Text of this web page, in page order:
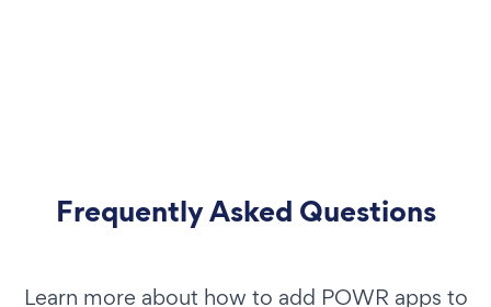
Frequently Asked Questions
Learn more about how to add POWR apps to